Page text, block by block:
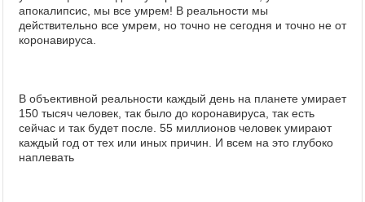
апокалипсис, мы все умрем! В реальности мы
действительно все умрем, но точно не сегодня и точно не от
коронавируса.
В объективной реальности каждый день на планете умирает
150 тысяч человек, так было до коронавируса, так есть
сейчас и так будет после. 55 миллионов человек умирают
каждый год от тех или иных причин. И всем на это глубоко
наплевать